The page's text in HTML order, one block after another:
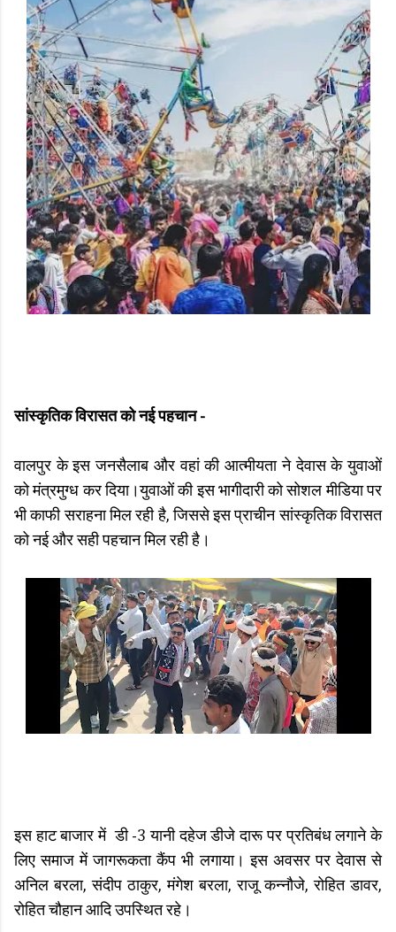
सांस्कृतिक विरासत को नई पहचान -
वालपुर के इस जनसैलाब और वहां की आत्मीयता ने देवास के युवाओं
को मंत्रमुग्ध कर दिया।युवाओं की इस भागीदारी को सोशल मीडिया पर
भी काफी सराहना मिल रही है, जिससे इस प्राचीन सांस्कृतिक विरासत
को नई और सही पहचान मिल रही है।
इस हाट बाजार में डी -3 यानी दहेज डीजे दारू पर प्रतिबंध लगाने के
लिए समाज में जागरूकता कैंप भी लगाया। इस अवसर पर देवास से
अनिल बरला, संदीप ठाकुर, मंगेश बरला, राजू कन्नौजे, रोहित डावर,
रोहित चौहान आदि उपस्थित रहे।